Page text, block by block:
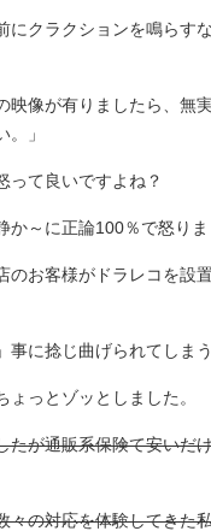
にクラクションを鳴らす
映像が有りましたら、無
。」
って良いですよね？
か～に正論100％で怒り
のお客様がドラレコを設
事に捻じ曲げられてしま
ょっとゾッとしました。
たが通販系保険て安いだ
々の対応を体験してきた